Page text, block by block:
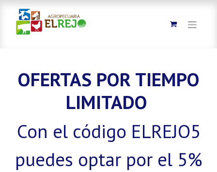
OFERTAS POR TIEMPO
LIMITADO
Con el código ELREJO5
puedes optar por el 5%